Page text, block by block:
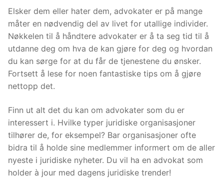
Elsker dem eller hater dem, advokater er på mange
måter en nødvendig del av livet for utallige individer.
Nøkkelen til å håndtere advokater er å ta seg tid til å
utdanne deg om hva de kan gjøre for deg og hvordan
du kan sørge for at du får de tjenestene du ønsker.
Fortsett å lese for noen fantastiske tips om å gjøre
nettopp det.
Finn ut alt det du kan om advokater som du er
interessert i. Hvilke typer juridiske organisasjoner
tilhører de, for eksempel? Bar organisasjoner ofte
bidra til å holde sine medlemmer informert om de aller
nyeste i juridiske nyheter. Du vil ha en advokat som
holder à jour med dagens juridiske trender!